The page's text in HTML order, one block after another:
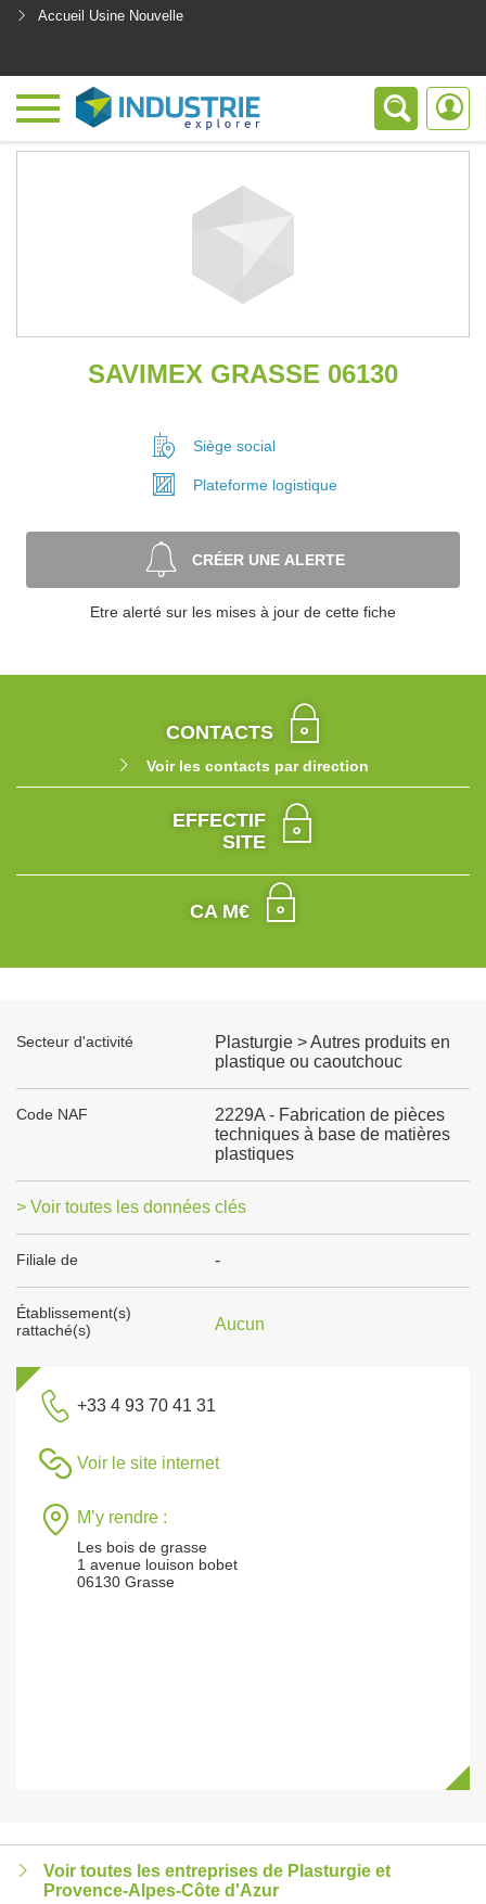
Accueil Usine Nouvelle
SAVIMEX GRASSE 06130
Siège social
Plateforme logistique
CRÉER UNE ALERTE
Etre alerté sur les mises à jour de cette fiche
CONTACTS
Voir les contacts par direction
EFFECTIF
SITE
CA M€
Secteur d'activité
Plasturgie > Autres produits en
plastique ou caoutchouc
Code NAF
2229A - Fabrication de pièces
techniques à base de matières
plastiques
> Voir toutes les données clés
Filiale de -
Établissement(s)
rattaché(s)
Aucun
+33 4 93 70 41 31
Voir le site internet
M’y rendre :
Les bois de grasse
1 avenue louison bobet
06130 Grasse
Voir toutes les entreprises de Plasturgie et
Provence-Alpes-Côte d'Azur